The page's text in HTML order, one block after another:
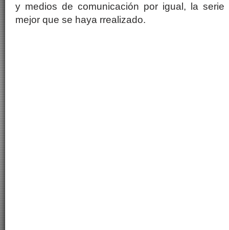
y medios de comunicación por igual, la
mejor que se haya rrealizado.